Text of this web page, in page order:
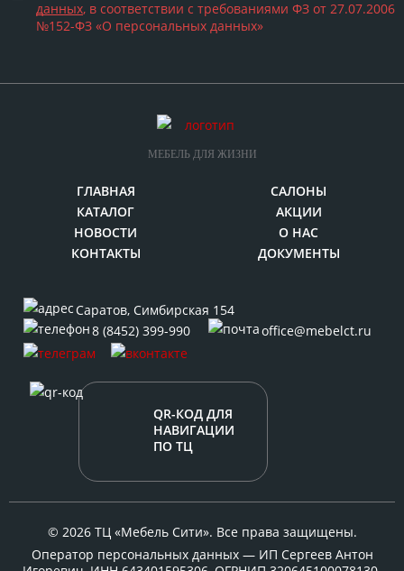
данных, в соответствии с требованиями ФЗ от 27.07.2006
№152-ФЗ «О персональных данных»
МЕБЕЛЬ ДЛЯ ЖИЗНИ
ГЛАВНАЯ
САЛОНЫ
КАТАЛОГ
АКЦИИ
НОВОСТИ
О НАС
КОНТАКТЫ
ДОКУМЕНТЫ
Саратов, Симбирская 154
8 (8452) 399-990
office@mebelct.ru
QR-КОД ДЛЯ
НАВИГАЦИИ
ПО ТЦ
© 2026 ТЦ «Мебель Сити». Все права защищены.
Оператор персональных данных — ИП Сергеев Антон